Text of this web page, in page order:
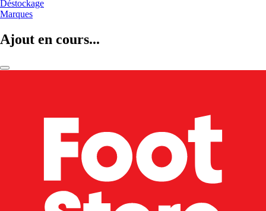
Déstockage
Marques
Ajout en cours...